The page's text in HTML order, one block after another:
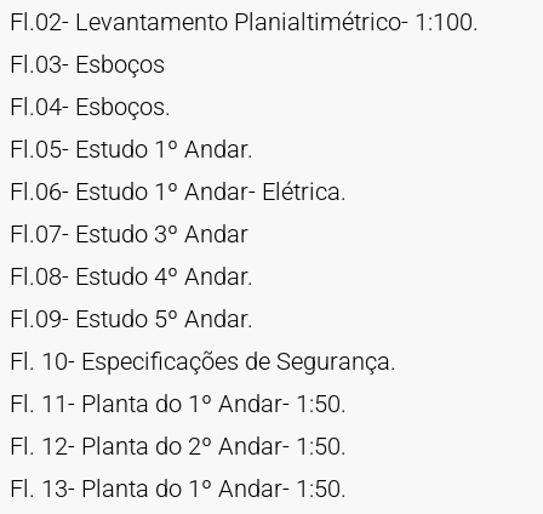
Fl.02- Levantamento Planialtimétrico- 1:100.
Fl.03- Esboços
Fl.04- Esboços.
Fl.05- Estudo 1º Andar.
Fl.06- Estudo 1º Andar- Elétrica.
Fl.07- Estudo 3º Andar
Fl.08- Estudo 4º Andar.
Fl.09- Estudo 5º Andar.
Fl. 10- Especificações de Segurança.
Fl. 11- Planta do 1º Andar- 1:50.
Fl. 12- Planta do 2º Andar- 1:50.
Fl. 13- Planta do 1º Andar- 1:50.